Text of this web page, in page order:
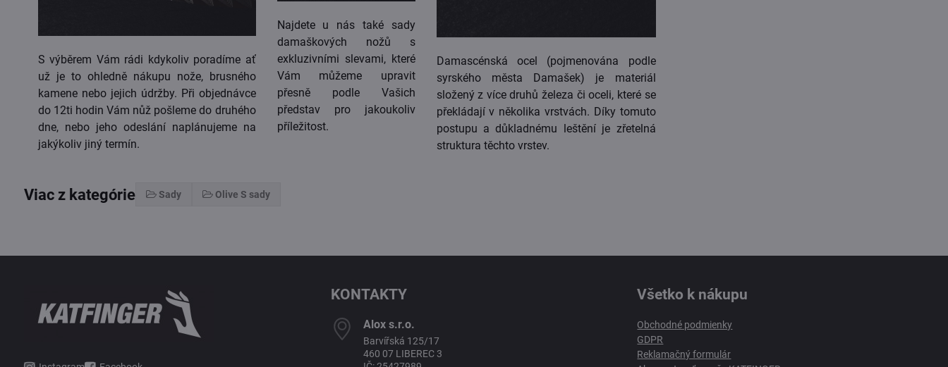
S výběrem Vám rádi kdykoliv poradíme ať
už je to ohledně nákupu nože, brusného
kamene nebo jejich údržby. Při objednávce
do 12ti hodin Vám nůž pošleme do druhého
dne, nebo jeho odeslání naplánujeme na
jakýkoliv jiný termín.
Najdete u nás také sady
damaškových nožů s
exkluzivními slevami, které
Vám můžeme upravit
přesně podle Vašich
představ pro jakoukoliv
příležitost.
Damascénská ocel (pojmenována podle
syrského města Damašek) je materiál
složený z více druhů železa či oceli, které se
překládají v několika vrstvách. Díky tomuto
postupu a důkladnému leštění je zřetelná
struktura těchto vrstev.
Viac z kategórie Sady Olive S sady
KONTAKTY
Alox s​.r​.o​.
Barvířská 125/17
460 07 LIBEREC 3
Všetko k nákupu
Obchodné podmienky
GDPR
Reklamačný formulár